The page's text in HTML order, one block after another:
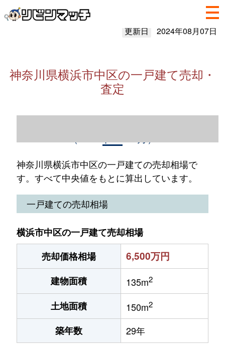
更新日 2024年08月07日
神奈川県横浜市中区の一戸建て売却・
査定
神奈川県横浜市中区の一戸建ての売却相場で
す。すべて中央値をもとに算出しています。
一戸建ての売却相場
横浜市中区の一戸建て売却相場
売却価格相場
6,500万円
建物面積 135m2
土地面積 150m2
築年数 29年